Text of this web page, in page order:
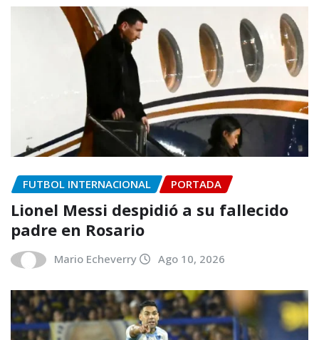
FUTBOL INTERNACIONAL PORTADA
Lionel Messi despidió a su fallecido
padre en Rosario
Mario Echeverry Ago 10, 2026